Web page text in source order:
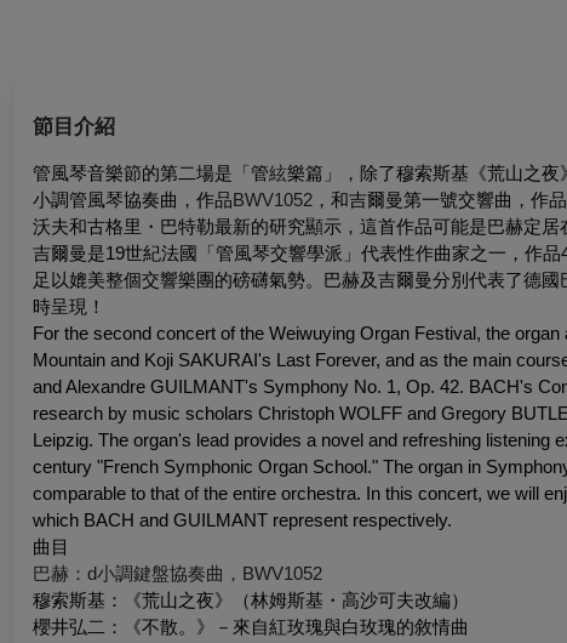
節目介紹
管風琴音樂節的第二場是「管絃樂篇」，除了穆索斯基《荒山之夜
小調管風琴協奏曲，作品BWV1052 ，和吉爾曼第一號交響曲，作
沃夫和古格里・巴特勒最新的研究顯示，這首作品可能是巴赫定
吉爾曼是19世紀法國「管風琴交響學派」代表性作曲家之一，作
足以媲美整個交響樂團的磅礴氣勢。巴赫及吉爾曼分別代表了德
時呈現！
For the second concert of the Weiwuying Organ Festival, the
Mountain and Koji SAKURAI's Last Forever, and as the main
and Alexandre GUILMANT's Symphony No. 1, Op. 42. BACH's
research by music scholars Christoph WOLFF and Gregory
Leipzig. The organ's lead provides a novel and refreshing
century "French Symphonic Organ School." The organ in
comparable to that of the entire orchestra. In this concert, we will
which BACH and GUILMANT represent respectively.
曲目
巴赫：d小調鍵盤協奏曲，BWV1052
穆索斯基：《荒山之夜》（林姆斯基・高沙可夫改編）
櫻井弘二：《不散。》－來自紅玫瑰與白玫瑰的敘情曲